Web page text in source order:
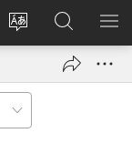
Ilisi
pinulongan
sa
site
Log
Pangitaa
sa
JW.ORG